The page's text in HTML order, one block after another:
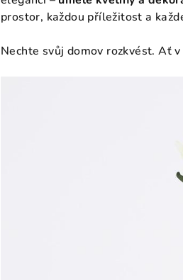
prostor, každou příležitost a
Nechte svůj domov rozkvést. Ať